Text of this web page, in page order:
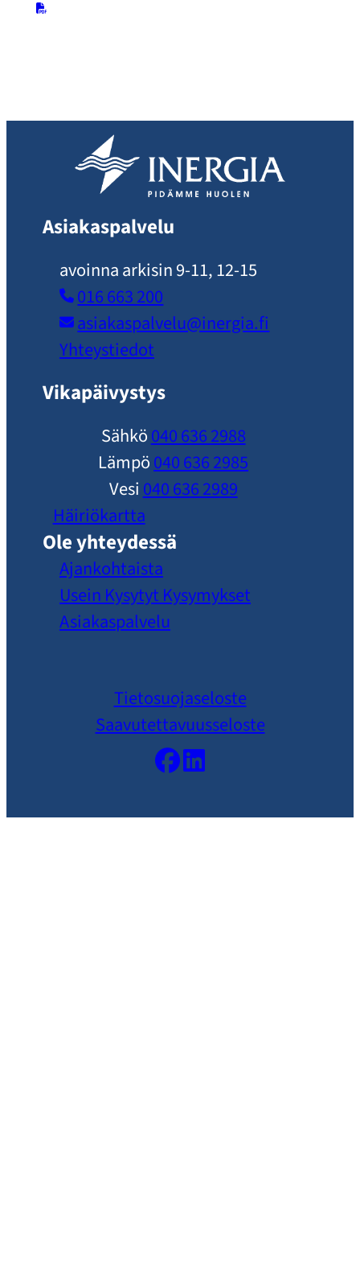
Asiakaspalvelu
avoinna arkisin 9-11, 12-15
016 663 200
asiakaspalvelu​@inergia.fi
Yhteystiedot
Vikapäivystys
Sähkö040 636 2988
Lämpö040 636 2985
Vesi 040 636 2989
Häiriökartta
Ole yhteydessä
Ajankohtaista
Usein Kysytyt Kysymykset
Asiakaspalvelu
Tietosuojaseloste
Saavutettavuusseloste